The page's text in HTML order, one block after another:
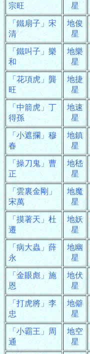
宗旺
星
「鐵扇子」宋
清
地俊
星
「鐵叫子」樂
和
地樂
星
「花項虎」龔
旺
地捷
星
「中箭虎」丁
得孫
地速
星
「小遮攔」穆
春
地鎮
星
「操刀鬼」曹
正
地嵇
星
「雲裏金剛」
宋萬
地魔
星
「摸著天」杜
遷
地妖
星
「病大蟲」薛
永
地幽
星
「金眼彪」施
恩
地伏
星
「打虎將」李
忠
地僻
星
「小霸王」周
通
地空
星